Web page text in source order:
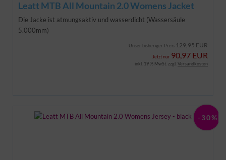
Leatt MTB All Mountain 2.0 Womens Jacket
Die Jacke ist atmungsaktiv und wasserdicht (Wassersäule
5.000mm)
Unser bisheriger Preis 129,95 EUR
Jetzt nur 90,97 EUR
inkl. 19 % MwSt. zzgl. Versandkosten
-30%